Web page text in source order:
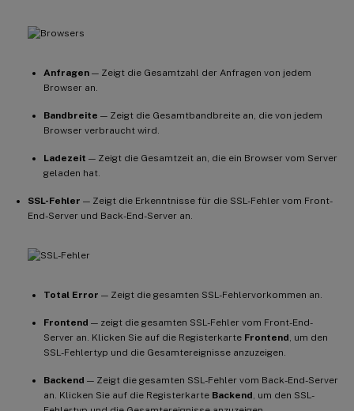
Anfragen — Zeigt die Gesamtzahl der Anfragen von jedem
Browser an.
Bandbreite — Zeigt die Gesamtbandbreite an, die von jedem
Browser verbraucht wird.
Ladezeit — Zeigt die Gesamtzeit an, die ein Browser vom Server
geladen hat.
SSL-Fehler — Zeigt die Erkenntnisse für die SSL-Fehler vom Front-
End-Server und Back-End-Server an.
Total Error — Zeigt die gesamten SSL-Fehlervorkommen an.
Frontend — zeigt die gesamten SSL-Fehler vom Front-End-
Server an. Klicken Sie auf die Registerkarte Frontend , um den
SSL-Fehlertyp und die Gesamtereignisse anzuzeigen.
Backend — Zeigt die gesamten SSL-Fehler vom Back-End-Server
an. Klicken Sie auf die Registerkarte Backend , um den SSL-